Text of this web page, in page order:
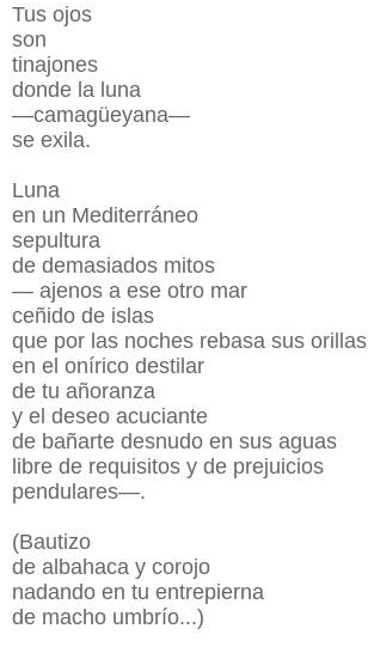
Tus ojos
son
tinajones
donde la luna
—camagüeyana—
se exila.
Luna
en un Mediterráneo
sepultura
de demasiados mitos
— ajenos a ese otro mar
ceñido de islas
que por las noches rebasa sus orillas
en el onírico destilar
de tu añoranza
y el deseo acuciante
de bañarte desnudo en sus aguas
libre de requisitos y de prejuicios
pendulares—.
(Bautizo
de albahaca y corojo
nadando en tu entrepierna
de macho umbrío...)